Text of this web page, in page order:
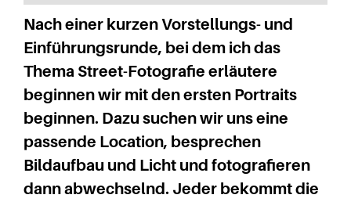
Nach einer kurzen Vorstellungs- und
Einführungsrunde, bei dem ich das
Thema Street-Fotografie erläutere
beginnen wir mit den ersten Portraits
beginnen. Dazu suchen wir uns eine
passende Location, besprechen
Bildaufbau und Licht und fotografieren
dann abwechselnd. Jeder bekommt die